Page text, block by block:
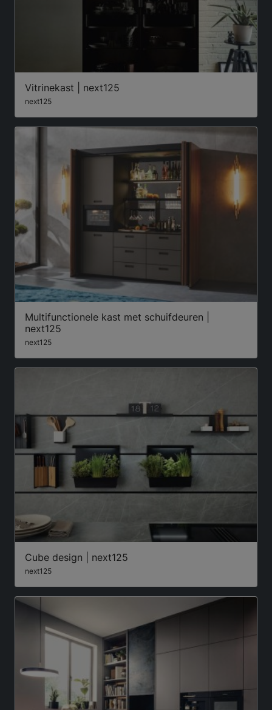
Vitrinekast | next125
next125
Multifunctionele kast met schuifdeuren |
next125
next125
Cube design | next125
next125